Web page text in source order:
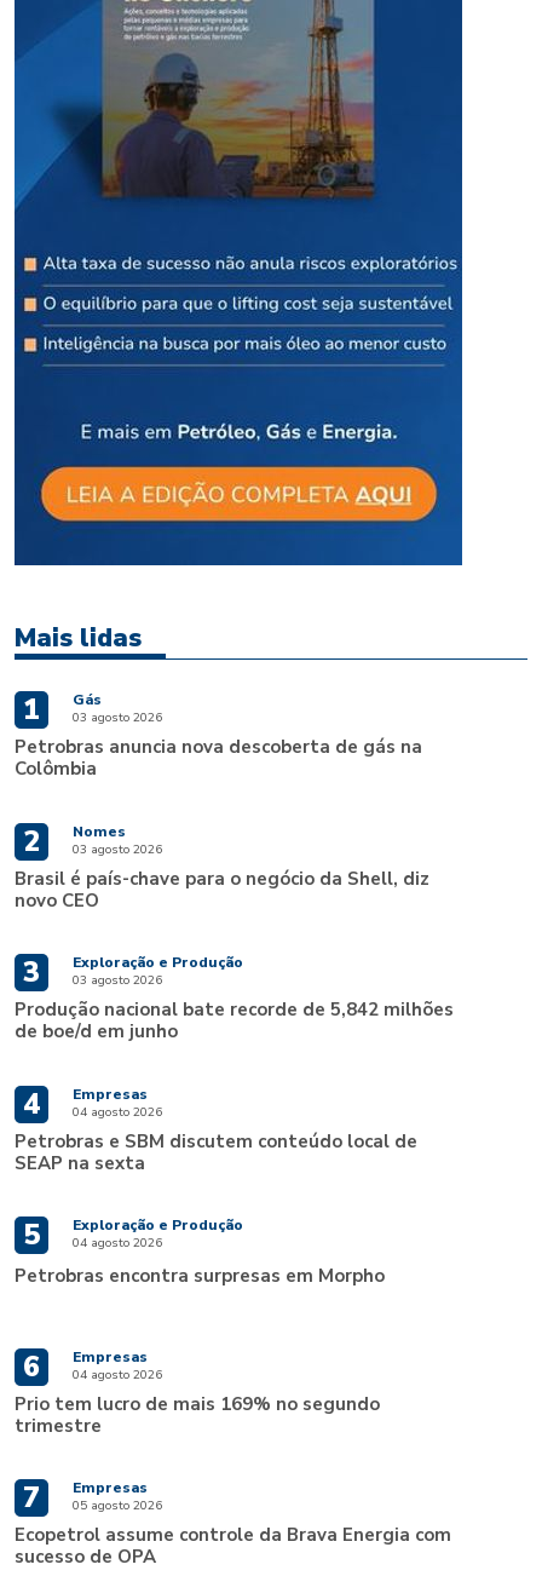
Mais lidas
1 Gás
03 agosto 2026
Petrobras anuncia nova descoberta de gás na
Colômbia
2 Nomes
03 agosto 2026
Brasil é país-chave para o negócio da Shell, diz
novo CEO
3 Exploração e Produção
03 agosto 2026
Produção nacional bate recorde de 5,842 milhões
de boe/d em junho
4 Empresas
04 agosto 2026
Petrobras e SBM discutem conteúdo local de
SEAP na sexta
5 Exploração e Produção
04 agosto 2026
Petrobras encontra surpresas em Morpho
6 Empresas
04 agosto 2026
Prio tem lucro de mais 169% no segundo
trimestre
7 Empresas
05 agosto 2026
Ecopetrol assume controle da Brava Energia com
sucesso de OPA